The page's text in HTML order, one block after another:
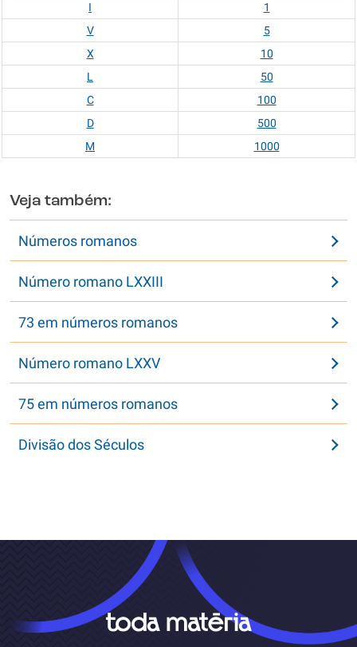
I
1
V
5
X
10
L
50
C
100
D
500
M
1000
Veja também:
Números romanos
Número romano LXXIII
73 em números romanos
Número romano LXXV
75 em números romanos
Divisão dos Séculos